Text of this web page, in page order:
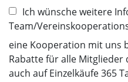
Ich wünsche weitere
Team/
eine Kooperation mit uns
Rabatte für alle
auch auf Einzelkäufe 365